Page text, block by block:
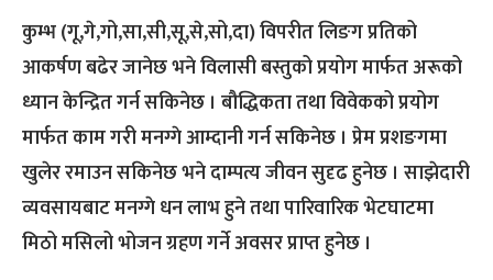
कुम्भ (गू,गे,गो,सा,सी,सू,से,सो,दा) विपरीत लिङग प्रतिको
आकर्षण बढेर जानेछ भने विलासी बस्तुको प्रयोग मार्फत अरूको
ध्यान केन्द्रित गर्न सकिनेछ । बौद्धिकता तथा विवेकको प्रयोग
मार्फत काम गरी मनग्गे आम्दानी गर्न सकिनेछ । प्रेम प्रशङगमा
खुलेर रमाउन सकिनेछ भने दाम्पत्य जीवन सुदृढ हुनेछ । साझेदारी
व्यवसायबाट मनग्गे धन लाभ हुने तथा पारिवारिक भेटघाटमा
मिठो मसिलो भोजन ग्रहण गर्ने अवसर प्राप्त हुनेछ ।